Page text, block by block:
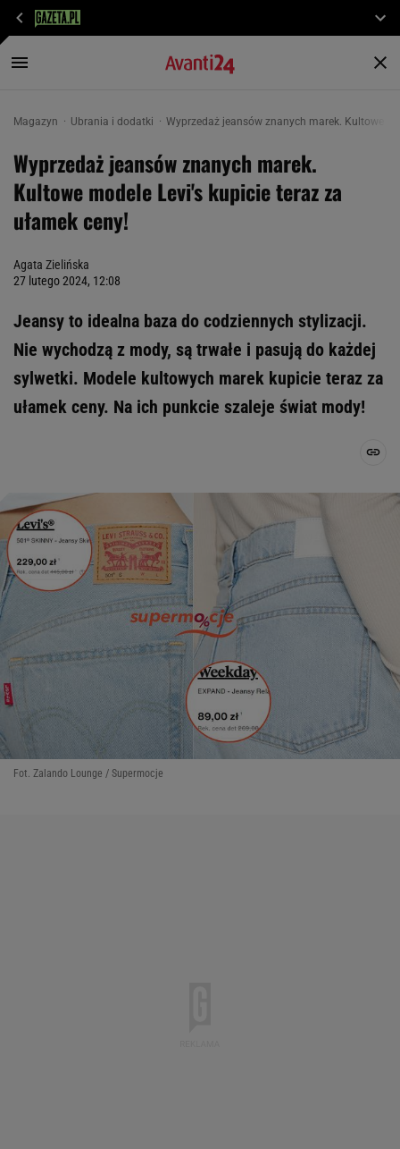
Magazyn Ubrania i dodatki Wyprzedaż jeansów znanych marek. Kultowe
Wyprzedaż jeansów znanych marek.
Kultowe modele Levi's kupicie teraz za
ułamek ceny!
Agata Zielińska
27 lutego 2024, 12:08
Jeansy to idealna baza do codziennych stylizacji.
Nie wychodzą z mody, są trwałe i pasują do każdej
sylwetki. Modele kultowych marek kupicie teraz za
ułamek ceny. Na ich punkcie szaleje świat mody!
Fot. Zalando Lounge / Supermocje